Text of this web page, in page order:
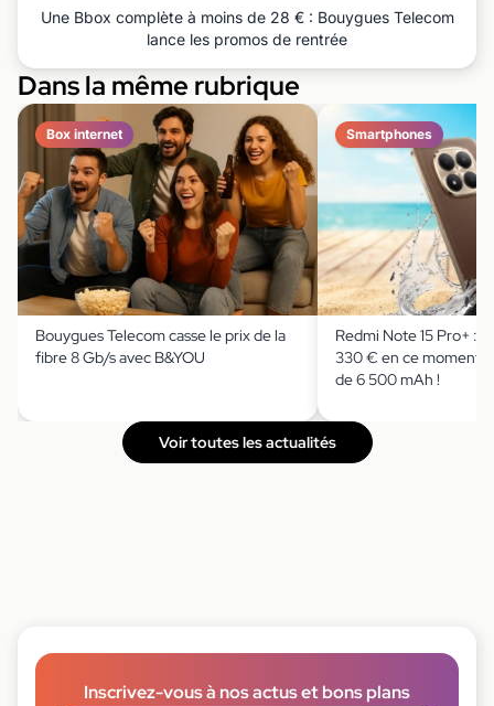
Une Bbox complète à moins de 28 € : Bouygues Telecom
lance les promos de rentrée
Dans la même rubrique
Box internet
Bouygues Telecom casse le prix de la
fibre 8 Gb/s avec B&YOU
Smartphones
Redmi Note 15 Pro+ : il
330 € en ce moment
de 6 500 mAh !
Voir toutes les actualités
Inscrivez-vous à nos actus et bons plans